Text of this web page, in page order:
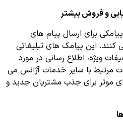
و فروش بیشتر
برای ارسال پیام های
کنند. این پیامک های تبلیغاتی
ویژه، اطلاع رسانی در مورد
مرتبط با سایر خدمات آژانس می
موثر برای جذب مشتریان جدید و